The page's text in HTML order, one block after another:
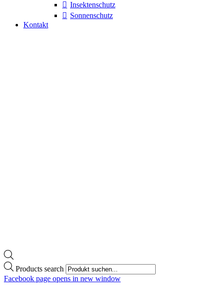
Insektenschutz
Sonnenschutz
Kontakt
Products search
Facebook page opens in new window